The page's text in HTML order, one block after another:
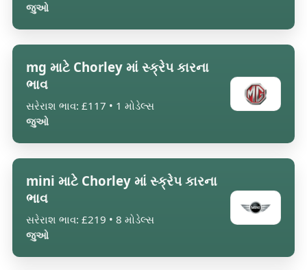
જુઓ
mg માટે Chorley માં સ્ક્રેપ કારના
ભાવ
સરેરાશ ભાવ: £117 • 1 મોડેલ્સ
જુઓ
mini માટે Chorley માં સ્ક્રેપ કારના
ભાવ
સરેરાશ ભાવ: £219 • 8 મોડેલ્સ
જુઓ